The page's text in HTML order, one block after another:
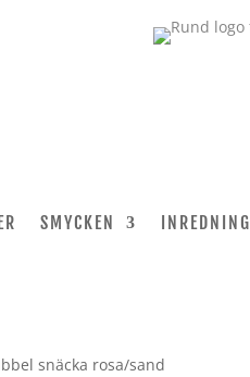
SMYCKEN INREDNING
snäcka rosa/sand